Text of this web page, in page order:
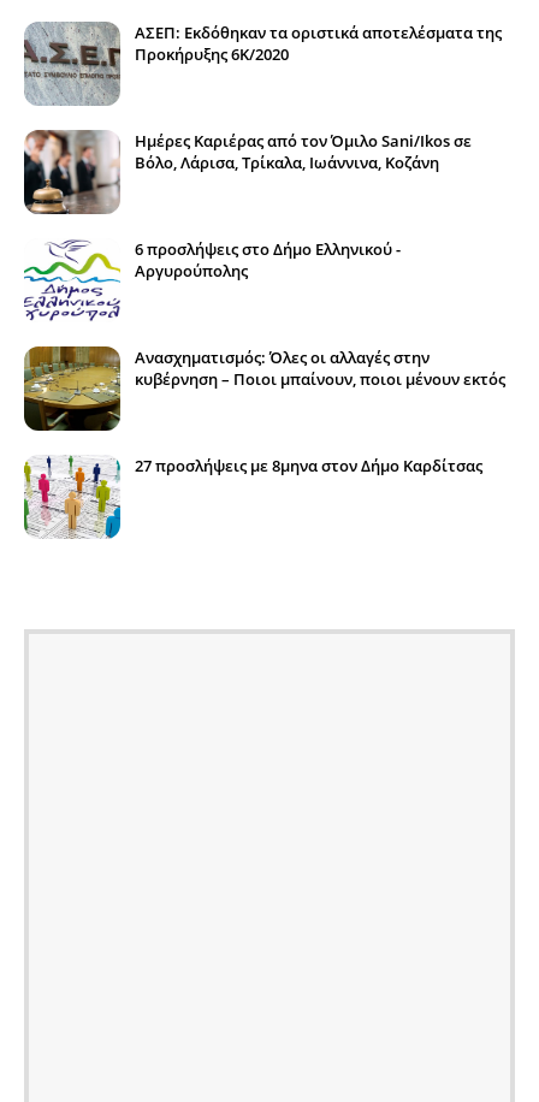
ΑΣΕΠ: Εκδόθηκαν τα οριστικά αποτελέσματα της
Προκήρυξης 6Κ/2020
Ημέρες Καριέρας από τον Όμιλο Sani/Ikos σε
Βόλο, Λάρισα, Τρίκαλα, Ιωάννινα, Κοζάνη
6 προσλήψεις στο Δήμο Ελληνικού -
Αργυρούπολης
Ανασχηματισμός: Όλες οι αλλαγές στην
κυβέρνηση – Ποιοι μπαίνουν, ποιοι μένουν εκτός
27 προσλήψεις με 8μηνα στον Δήμο Καρδίτσας